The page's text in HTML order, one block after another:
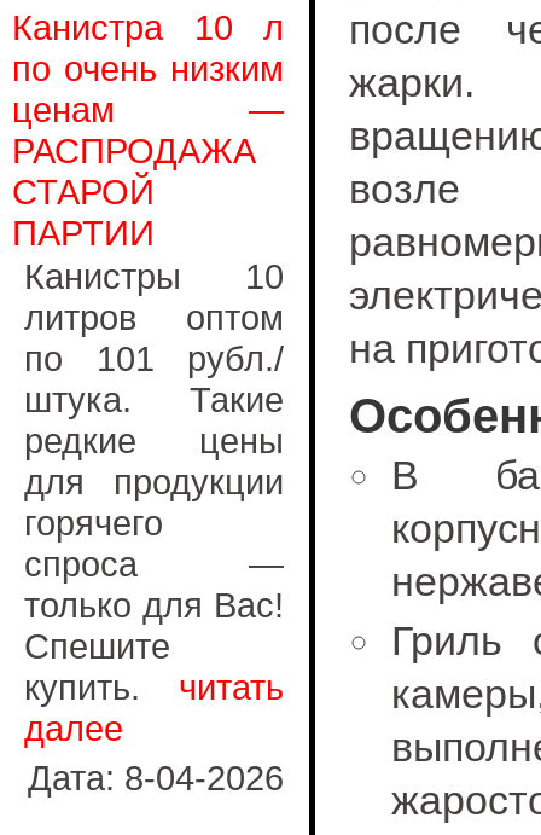
Канистра 10 л
по очень низким
ценам —
РАСПРОДАЖА
СТАРОЙ
ПАРТИИ
Канистры 10
литров оптом
по 101 рубл./
штука. Такие
редкие цены
для продукции
горячего
спроса —
только для Вас!
Спешите
купить. читать
далее
Дата: 8-04-2026
после
жарки.
возле
на
В
Гриль